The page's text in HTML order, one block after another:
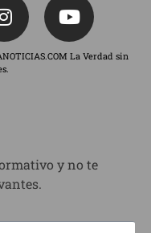
La Verdad sin
y no te